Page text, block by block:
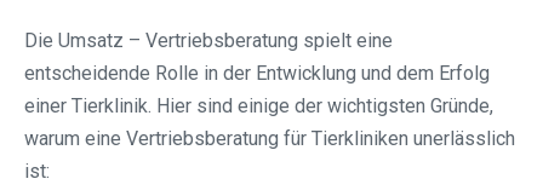
Die Umsatz – Vertriebsberatung spielt eine
entscheidende Rolle in der Entwicklung und dem Erfolg
einer Tierklinik. Hier sind einige der wichtigsten Gründe,
warum eine Vertriebsberatung für Tierkliniken unerlässlich
ist: